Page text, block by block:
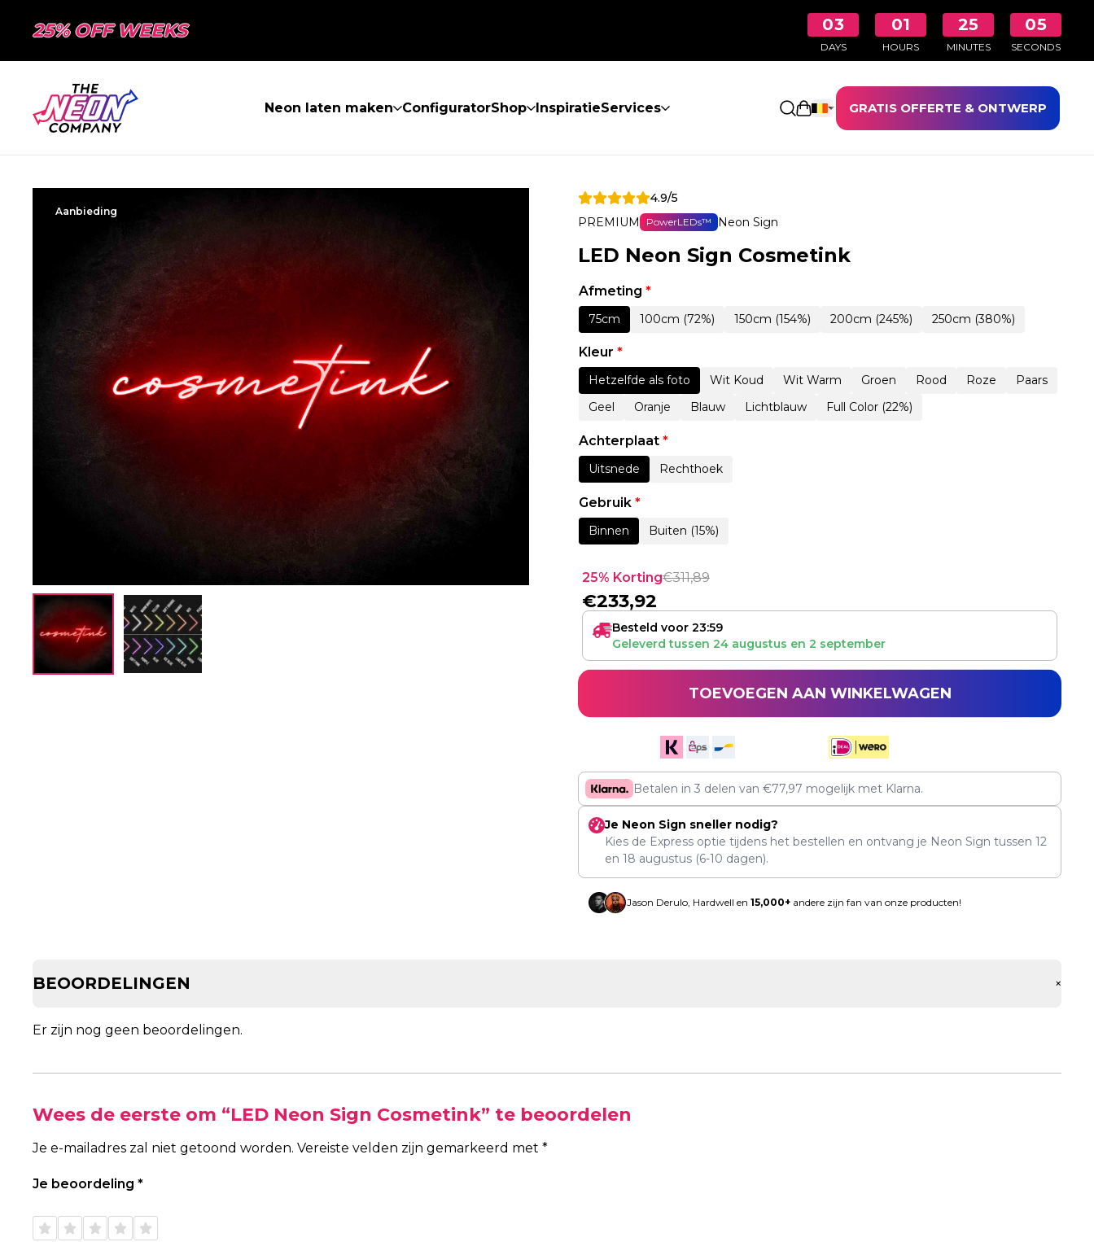
25% OFF WEEKS 03
DAYS
01
HOURS
25
MINUTES
04
SECONDS
Neon laten maken ConfiguratorShop InspiratieServices Winkelwagen openen
GRATIS OFFERTE & ONTWERP
Aanbieding
4.9/5
PREMIUM
PowerLEDs™ Neon Sign
LED Neon Sign Cosmetink
Afmeting *
75cm 100cm (72%) 150cm (154%) 200cm (245%) 250cm (380%)
Kleur *
Hetzelfde als foto Wit Koud Wit Warm Groen Rood Roze
Paars
Geel
Oranje Blauw Lichtblauw Full Color (22%)
Achterplaat *
Uitsnede Rechthoek
Gebruik *
Binnen Buiten (15%)
25% Korting€311,89
€233,92
Besteld voor 23:59
Geleverd tussen 24 augustus en 2 september
TOEVOEGEN AAN WINKELWAGEN
Betalen in 3 delen van€77,97 mogelijk met Klarna.
Je Neon Sign sneller nodig?
Kies de Express optie tijdens het bestellen en ontvang je Neon Sign tussen 12
en 18 augustus(6-10 dagen).
Jason Derulo, Hardwell en 15,000+andere zijn fan van onze producten!
BEOORDELINGEN +
Er zijn nog geen beoordelingen.
Wees de eerste om “LED Neon Sign Cosmetink” te beoordelen
Je e-mailadres zal niet getoond worden. Vereiste velden zijn gemarkeerd met *
Je beoordeling *
de 5
de 5
de 5
de 5
de 5